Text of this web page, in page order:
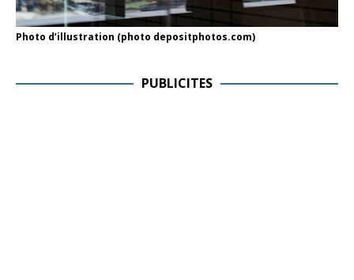
Photo d’illustration (photo depositphotos.com)
PUBLICITES